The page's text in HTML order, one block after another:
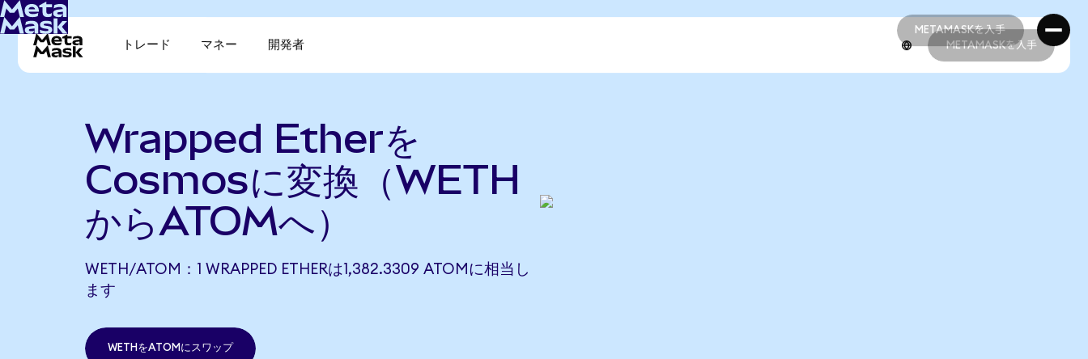
METAMASKを入手
METAMASKを入手
トレード マネー 開発者 METAMASKを入手
Wrapped Etherを
Cosmosに変換（WETH
からATOMへ）
WETH/ATOM：1 WRAPPED ETHERは1,382.3309 ATOMに相当し
ます
WETHをATOMにスワップ